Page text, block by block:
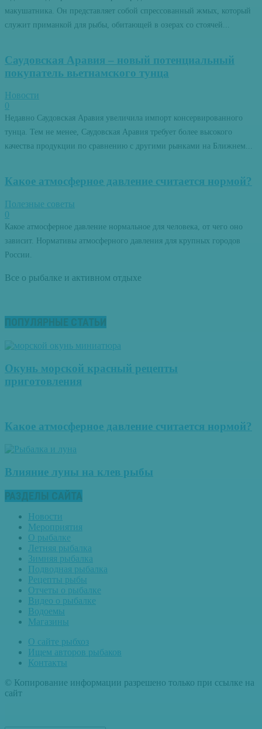
макушатника. Он представляет собой спрессованный жмых, который
служит приманкой для рыбы, обитающей в озерах со стоячей...
Саудовская Аравия – новый потенциальный
покупатель вьетнамского тунца
Новости
0
Недавно Саудовская Аравия увеличила импорт консервированного
тунца. Тем не менее, Саудовская Аравия требует более высокого
качества продукции по сравнению с другими рынками на Ближнем...
Какое атмосферное давление считается нормой?
Полезные советы
0
Какое атмосферное давление нормальное для человека, от чего оно
зависит. Нормативы атмосферного давления для крупных городов
России.
Все о рыбалке и активном отдыхе
ПОПУЛЯРНЫЕ СТАТЬИ
Окунь морской красный рецепты
приготовления
Какое атмосферное давление считается нормой?
Влияние луны на клев рыбы
РАЗДЕЛЫ САЙТА
Новости
Мероприятия
О рыбалке
Летняя рыбалка
Зимняя рыбалка
Подводная рыбалка
Рецепты рыбы
Отчеты о рыбалке
Видео о рыбалке
Водоемы
Магазины
О сайте рыбхоз
Ищем авторов рыбаков
Контакты
© Копирование информации разрешено только при ссылке на
сайт